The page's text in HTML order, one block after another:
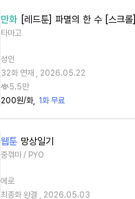
만화 [레드툰] 파멸의 한 수 [스크롤]
타마고
성인
32화 연재 , 2026.05.22
5.5만
200원/화
1화 무료
웹툰 망상일기
중꺾마 / PYO
에로
최종화 완결 , 2026.05.03